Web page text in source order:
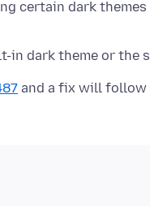
certain dark